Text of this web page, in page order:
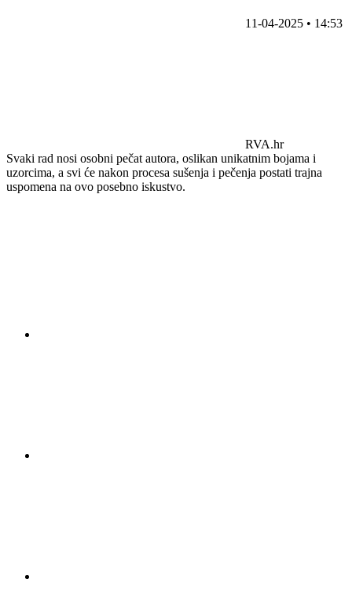
11-04-2025 • 14:53
RVA.hr
Svaki rad nosi osobni pečat autora, oslikan unikatnim bojama i
uzorcima, a svi će nakon procesa sušenja i pečenja postati trajna
uspomena na ovo posebno iskustvo.